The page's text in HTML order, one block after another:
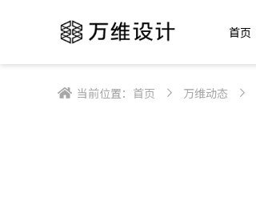
首页
当前位置： 首页 万维动态